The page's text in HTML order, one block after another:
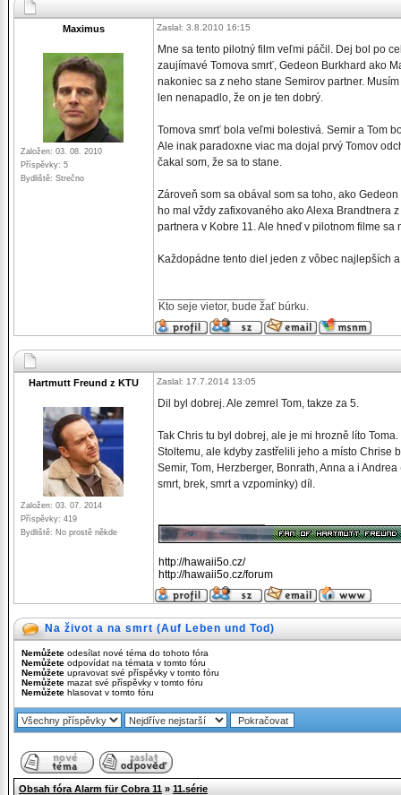
Maximus
Založen: 03. 08. 2010
Příspěvky: 5
Bydliště: Strečno
Zaslal: 3.8.2010 16:15
Mne sa tento pilotný film veľmi páčil. Dej bol po
zaujímavé Tomova smrť, Gedeon Burkhard ako
nakoniec sa z neho stane Semirov partner.
len nenapadlo, že on je ten dobrý.
Tomova smrť bola veľmi bolestivá. Semir a Tom
Ale inak paradoxne viac ma dojal prvý Tomov
čakal som, že sa to stane.
Zároveň som sa obával som sa toho, ako
ho mal vždy zafixovaného ako Alexa Brandtnera
partnera v Kobre 11. Ale hneď v pilotnom filme
Každopádne tento diel jeden z vôbec najlepších
Kto seje vietor, bude žať búrku.
Hartmutt Freund z KTU
Založen: 03. 07. 2014
Příspěvky: 419
Bydliště: No prostě někde
Zaslal: 17.7.2014 13:05
Dil byl dobrej. Ale zemrel Tom, takze za 5.
Tak Chris tu byl dobrej, ale je mi hrozně líto
Stoltemu, ale kdyby zastřelili jeho a místo Chrise
Semir, Tom, Herzberger, Bonrath, Anna a i
smrt, brek, smrt a vzpomínky) díl.
http://hawaii5o.cz/
http://hawaii5o.cz/forum
Na život a na smrt (Auf Leben und Tod)
Nemůžete odesílat nové téma do tohoto fóra
Nemůžete odpovídat na témata v tomto fóru
Nemůžete upravovat své příspěvky v tomto fóru
Nemůžete mazat své příspěvky v tomto fóru
Nemůžete hlasovat v tomto fóru
Obsah fóra Alarm für Cobra 11 » 11.série